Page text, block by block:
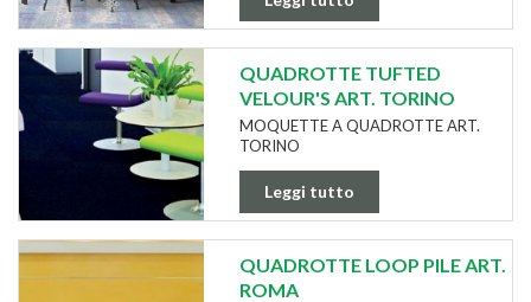
QUADROTTE TUFTED
VELOUR'S ART. TORINO
MOQUETTE A QUADROTTE ART.
TORINO
Leggi tutto
QUADROTTE LOOP PILE ART.
ROMA